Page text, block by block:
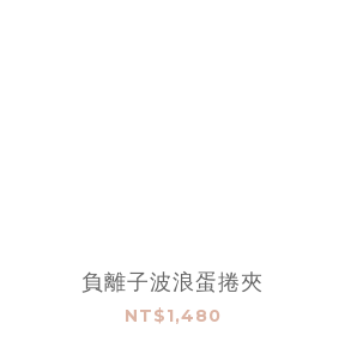
負離子波浪蛋捲夾
NT$1,480